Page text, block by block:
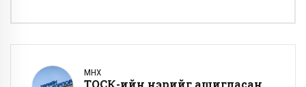
ӨМНӨХ
ТОСК-ийн нэрийг ашигласан